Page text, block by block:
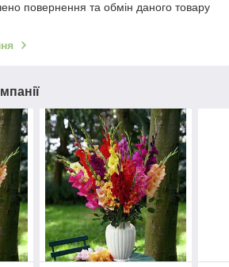
повернення та обмін даного товару